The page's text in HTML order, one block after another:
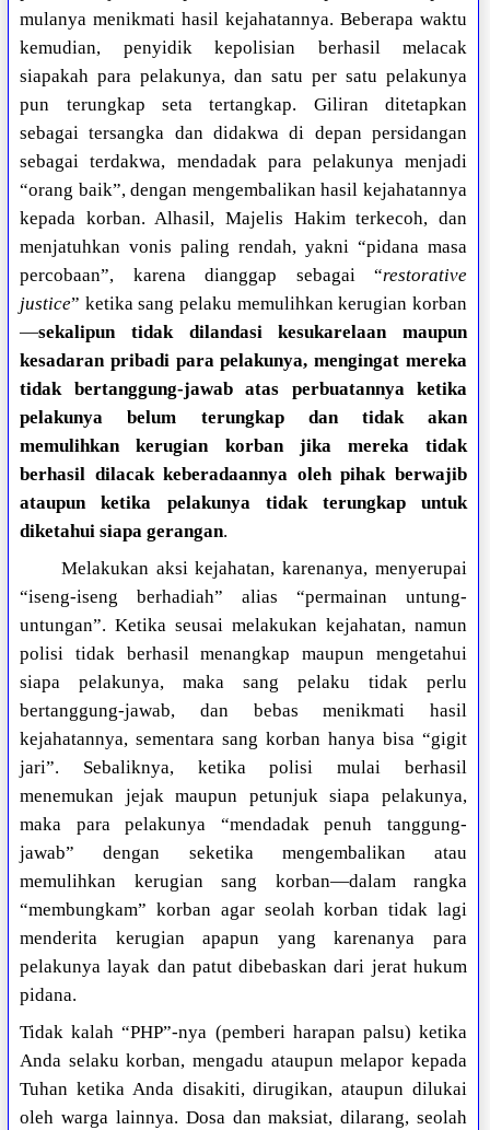
mulanya menikmati hasil kejahatannya. Beberapa waktu
kemudian, penyidik kepolisian berhasil melacak
siapakah para pelakunya, dan satu per satu pelakunya
pun terungkap seta tertangkap. Giliran ditetapkan
sebagai tersangka dan didakwa di depan persidangan
sebagai terdakwa, mendadak para pelakunya menjadi
“orang baik”, dengan mengembalikan hasil kejahatannya
kepada korban. Alhasil, Majelis Hakim terkecoh, dan
menjatuhkan vonis paling rendah, yakni “pidana masa
percobaan”, karena dianggap sebagai “restorative
justice” ketika sang pelaku memulihkan kerugian korban
—sekalipun tidak dilandasi kesukarelaan maupun
kesadaran pribadi para pelakunya, mengingat mereka
tidak bertanggung-jawab atas perbuatannya ketika
pelakunya belum terungkap dan tidak akan
memulihkan kerugian korban jika mereka tidak
berhasil dilacak keberadaannya oleh pihak berwajib
ataupun ketika pelakunya tidak terungkap untuk
diketahui siapa gerangan.
Melakukan aksi kejahatan, karenanya, menyerupai
“iseng-iseng berhadiah” alias “permainan untung-
untungan”. Ketika seusai melakukan kejahatan, namun
polisi tidak berhasil menangkap maupun mengetahui
siapa pelakunya, maka sang pelaku tidak perlu
bertanggung-jawab, dan bebas menikmati hasil
kejahatannya, sementara sang korban hanya bisa “gigit
jari”. Sebaliknya, ketika polisi mulai berhasil
menemukan jejak maupun petunjuk siapa pelakunya,
maka para pelakunya “mendadak penuh tanggung-
jawab” dengan seketika mengembalikan atau
memulihkan kerugian sang korban—dalam rangka
“membungkam” korban agar seolah korban tidak lagi
menderita kerugian apapun yang karenanya para
pelakunya layak dan patut dibebaskan dari jerat hukum
pidana.
Tidak kalah “PHP”-nya (pemberi harapan palsu) ketika
Anda selaku korban, mengadu ataupun melapor kepada
Tuhan ketika Anda disakiti, dirugikan, ataupun dilukai
oleh warga lainnya. Dosa dan maksiat, dilarang, seolah